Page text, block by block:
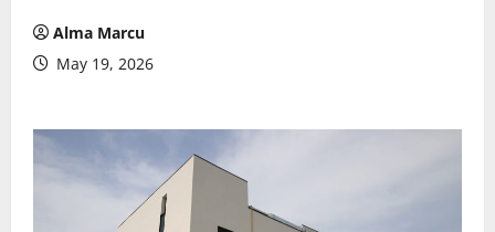
Alma Marcu
May 19, 2026